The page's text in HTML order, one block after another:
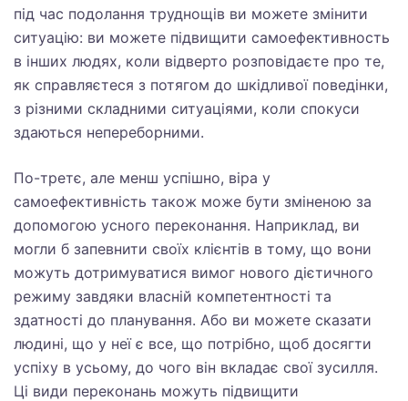
під час подолання труднощів ви можете змінити
ситуацію: ви можете підвищити самоефективность
в інших людях, коли відверто розповідаєте про те,
як справляєтеся з потягом до шкідливої поведінки,
з різними складними ситуаціями, коли спокуси
здаються непереборними.
По-третє, але менш успішно, віра у
самоефективність також може бути зміненою за
допомогою усного переконання. Наприклад, ви
могли б запевнити своїх клієнтів в тому, що вони
можуть дотримуватися вимог нового дієтичного
режиму завдяки власній компетентності та
здатності до планування. Або ви можете сказати
людині, що у неї є все, що потрібно, щоб досягти
успіху в усьому, до чого він вкладає свої зусилля.
Ці види переконань можуть підвищити